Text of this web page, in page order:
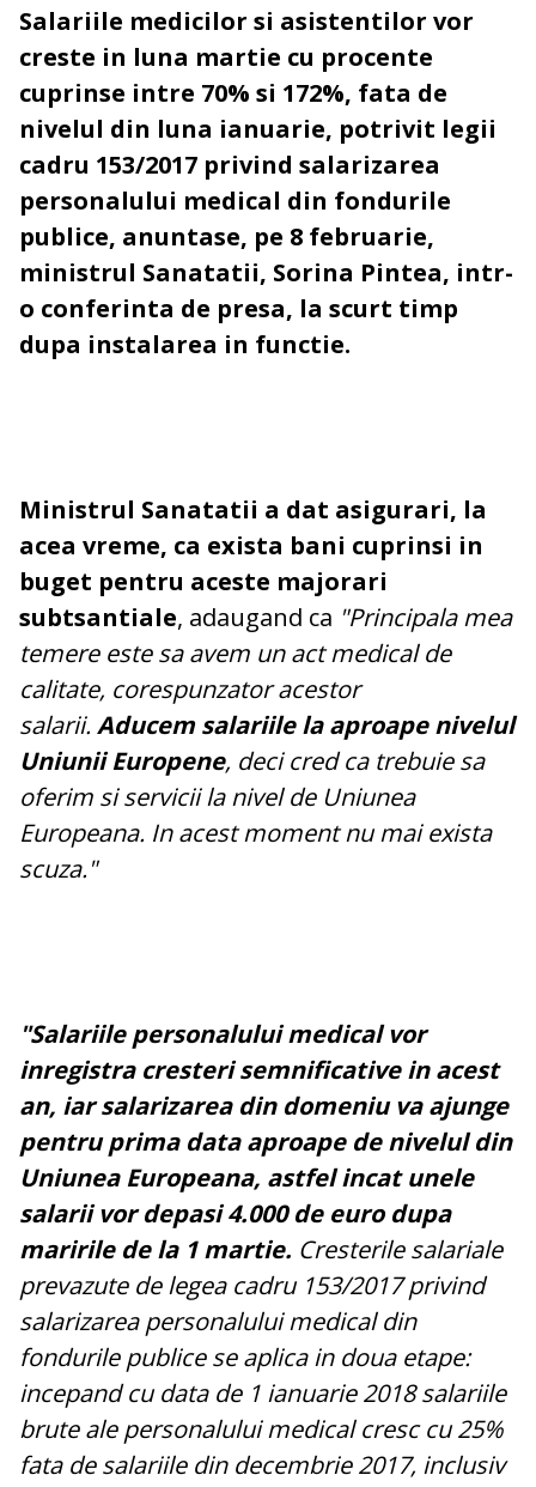
Salariile medicilor si asistentilor vor
creste in luna martie cu procente
cuprinse intre 70% si 172%, fata de
nivelul din luna ianuarie, potrivit legii
cadru 153/2017 privind salarizarea
personalului medical din fondurile
publice, anuntase, pe 8 februarie,
ministrul Sanatatii, Sorina Pintea, intr-
o conferinta de presa, la scurt timp
dupa instalarea in functie.
Ministrul Sanatatii a dat asigurari, la
acea vreme, ca exista bani cuprinsi in
buget pentru aceste majorari
subtsantiale, adaugand ca "Principala mea
temere este sa avem un act medical de
calitate, corespunzator acestor
salarii. Aducem salariile la aproape nivelul
Uniunii Europene, deci cred ca trebuie sa
oferim si servicii la nivel de Uniunea
Europeana. In acest moment nu mai exista
scuza."
"Salariile personalului medical vor
inregistra cresteri semnificative in acest
an, iar salarizarea din domeniu va ajunge
pentru prima data aproape de nivelul din
Uniunea Europeana, astfel incat unele
salarii vor depasi 4.000 de euro dupa
maririle de la 1 martie. Cresterile salariale
prevazute de legea cadru 153/2017 privind
salarizarea personalului medical din
fondurile publice se aplica in doua etape:
incepand cu data de 1 ianuarie 2018 salariile
brute ale personalului medical cresc cu 25%
fata de salariile din decembrie 2017, inclusiv